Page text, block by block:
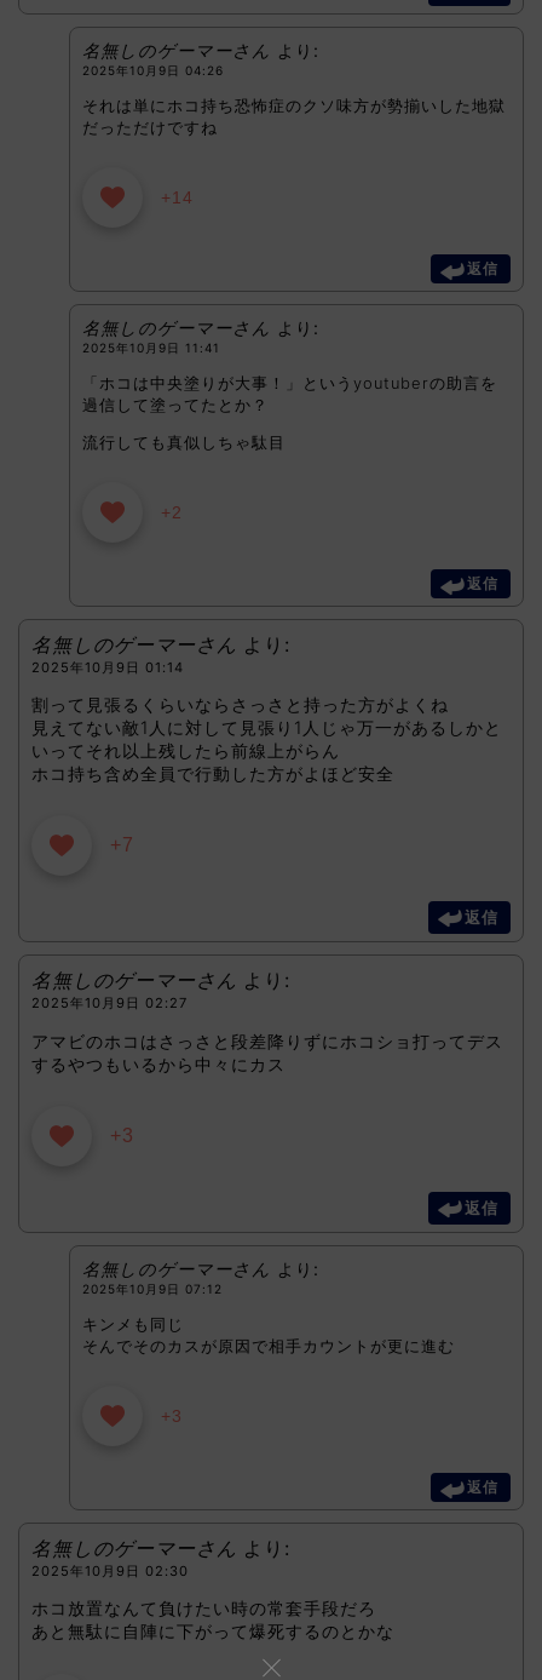
名無しのゲーマーさん より:
2025年10月9日 04:26
それは単にホコ持ち恐怖症のクソ味方が勢揃いした地獄
だっただけですね
+14
返信
名無しのゲーマーさん より:
2025年10月9日 11:41
「ホコは中央塗りが大事！」というyoutuberの助言を
過信して塗ってたとか？
流行しても真似しちゃ駄目
+2
返信
名無しのゲーマーさん より:
2025年10月9日 01:14
割って見張るくらいならさっさと持った方がよくね
見えてない敵1人に対して見張り1人じゃ万一があるしかと
いってそれ以上残したら前線上がらん
ホコ持ち含め全員で行動した方がよほど安全
+7
返信
名無しのゲーマーさん より:
2025年10月9日 02:27
アマビのホコはさっさと段差降りずにホコショ打ってデス
するやつもいるから中々にカス
+3
返信
名無しのゲーマーさん より:
2025年10月9日 07:12
キンメも同じ
そんでそのカスが原因で相手カウントが更に進む
+3
返信
名無しのゲーマーさん より:
2025年10月9日 02:30
ホコ放置なんて負けたい時の常套手段だろ
あと無駄に自陣に下がって爆死するのとかな